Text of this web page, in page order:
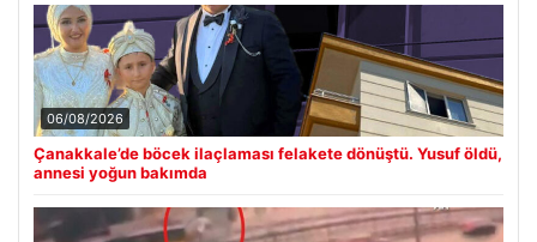
06/08/2026
Çanakkale’de böcek ilaçlaması felakete dönüştü. Yusuf öldü,
annesi yoğun bakımda